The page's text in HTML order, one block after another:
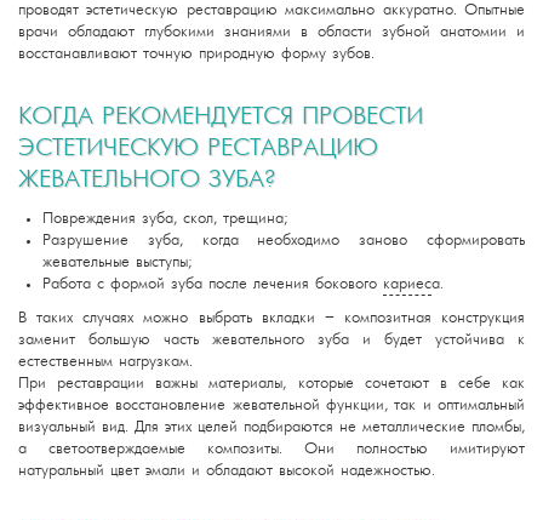
проводят эстетическую реставрацию максимально аккуратно. Опытные
врачи обладают глубокими знаниями в области зубной анатомии и
восстанавливают точную природную форму зубов.
КОГДА РЕКОМЕНДУЕТСЯ ПРОВЕСТИ
ЭСТЕТИЧЕСКУЮ РЕСТАВРАЦИЮ
ЖЕВАТЕЛЬНОГО ЗУБА?
Повреждения зуба, скол, трещина;
Разрушение зуба, когда необходимо заново сформировать
жевательные выступы;
Работа с формой зуба после лечения бокового кариеса.
В таких случаях можно выбрать вкладки – композитная конструкция
заменит большую часть жевательного зуба и будет устойчива к
естественным нагрузкам.
При реставрации важны материалы, которые сочетают в себе как
эффективное восстановление жевательной функции, так и оптимальный
визуальный вид. Для этих целей подбираются не металлические пломбы,
а светоотверждаемые композиты. Они полностью имитируют
натуральный цвет эмали и обладают высокой надежностью.